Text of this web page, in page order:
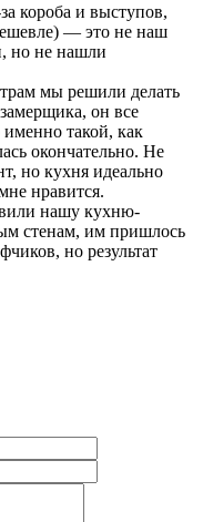
короба и выступов,
— это не наш
но не нашли
мы решили делать
он все
такой, как
окончательно. Не
но кухня идеально
нравится.
нашу кухню-
стенам, им пришлось
но результат